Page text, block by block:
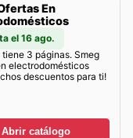
En
el 16 ago.
tiene 3 páginas. Smeg
electrodomésticos
descuentos para ti!
Abrir catálogo